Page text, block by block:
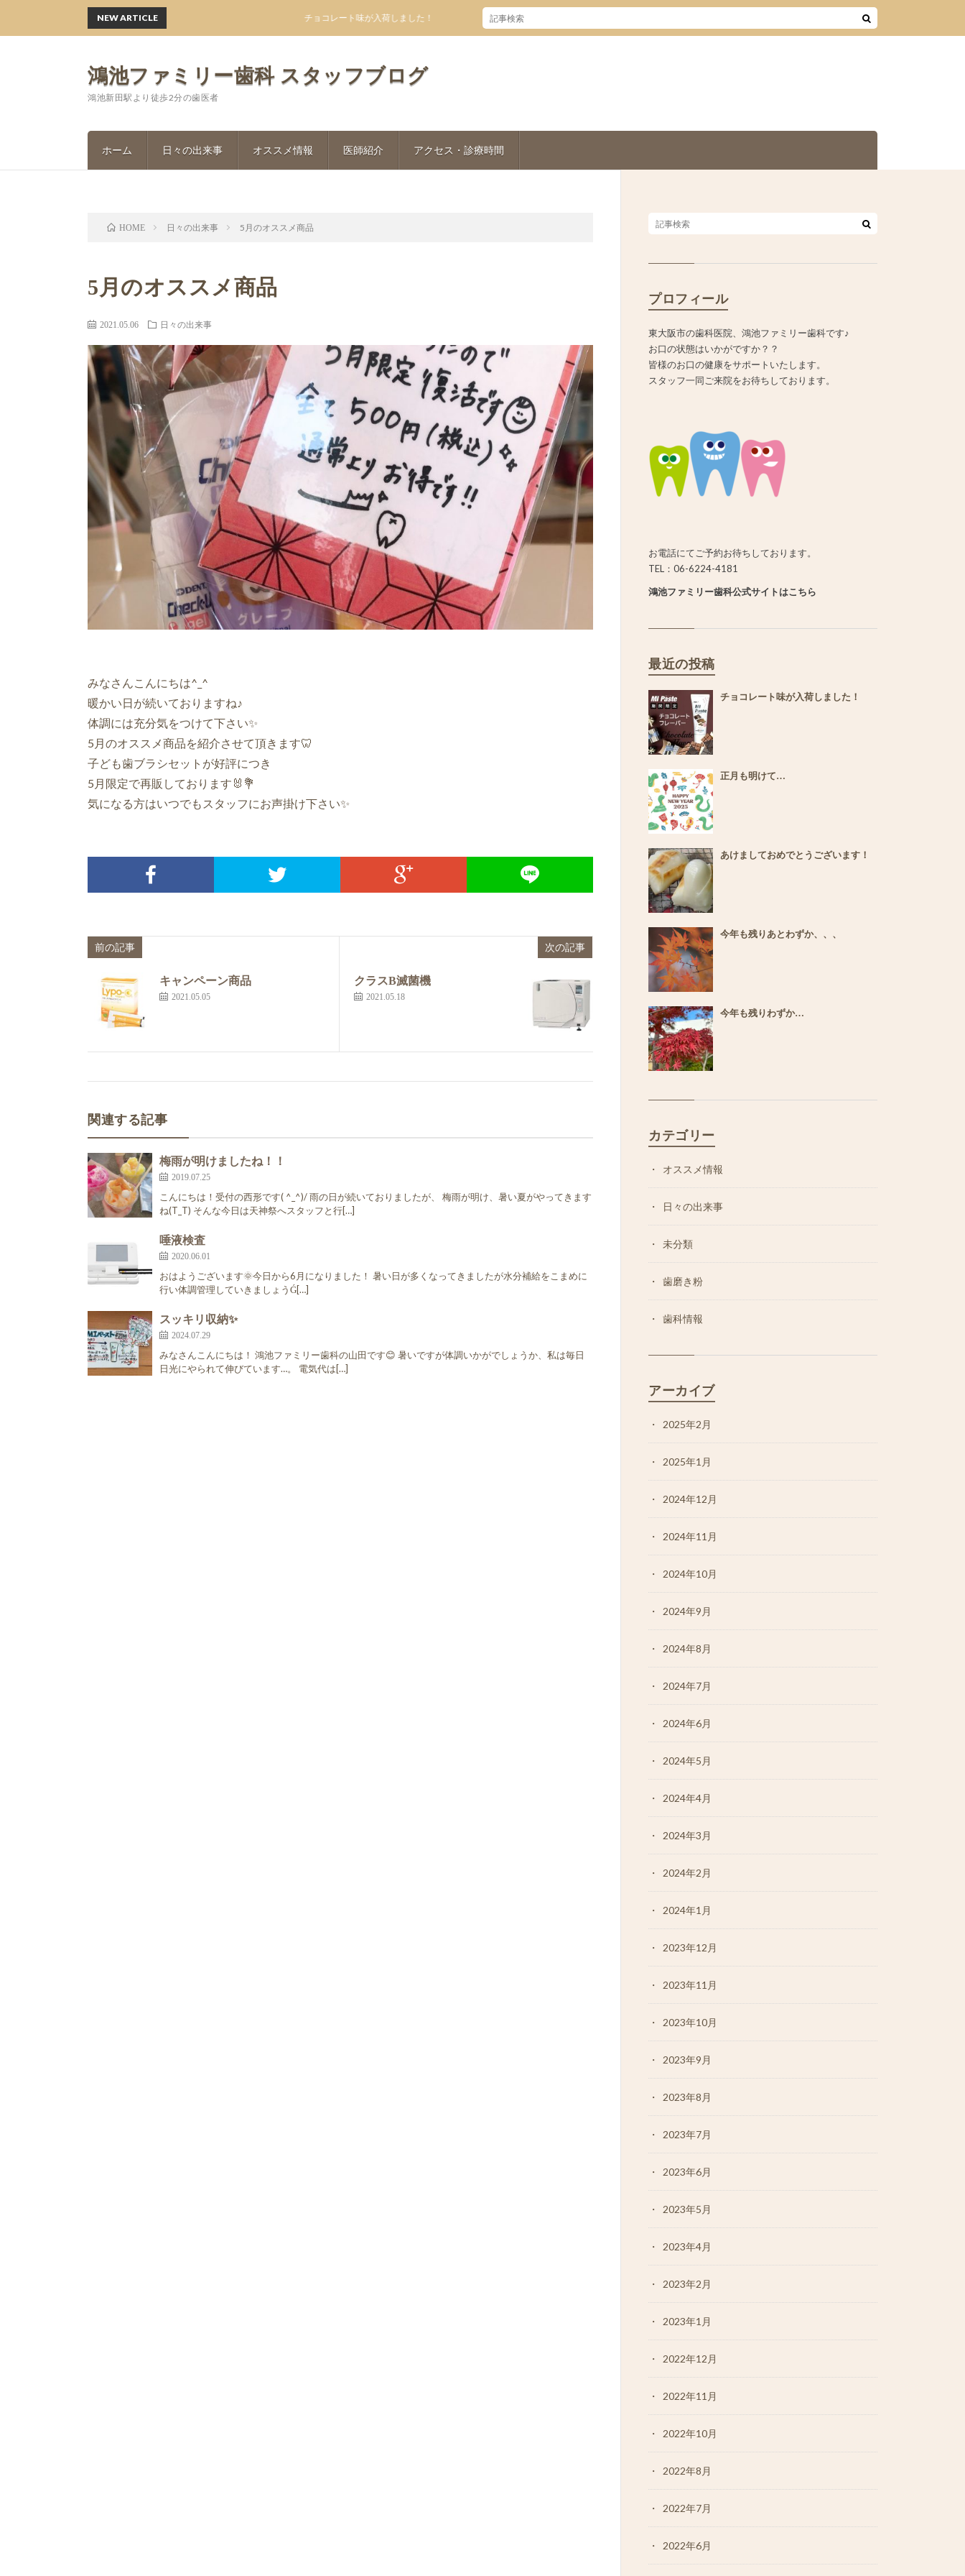
鴻池ファミリー歯科 スタッフブログ
鴻池新田駅より徒歩2分の歯医者
ホーム 日々の出来事 オススメ情報 医師紹介 アクセス・診療時間
NEW ARTICLE チョコレート味が入荷しました！
HOME 日々の出来事 5月のオススメ商品
5月のオススメ商品
2021.05.06 日々の出来事
みなさんこんにちは^_^
暖かい日が続いておりますね♪
体調には充分気をつけて下さい✨
5月のオススメ商品を紹介させて頂きます🦷
子ども歯ブラシセットが好評につき
5月限定で再販しております🐰💐
気になる方はいつでもスタッフにお声掛け下さい✨
前の記事
キャンペーン商品
2021.05.05
次の記事
クラスB滅菌機
2021.05.18
関連する記事
梅雨が明けましたね！！
2019.07.25
こんにちは！受付の西形です( ^_^)/ 雨の日が続いておりましたが、 梅雨が明け、暑い夏がやってきます
ね(T_T) そんな今日は天神祭へスタッフと行[…]
唾液検査
2020.06.01
おはようございます🌞今日から6月になりました！ 暑い日が多くなってきましたが水分補給をこまめに
行い体調管理していきましょうǴ[…]
スッキリ収納✨
2024.07.29
みなさんこんにちは！ 鴻池ファミリー歯科の山田です😊 暑いですが体調いかがでしょうか、私は毎日
日光にやられて伸びています…。 電気代は[…]
プロフィール
東大阪市の歯科医院、鴻池ファミリー歯科です♪
お口の状態はいかがですか？？
皆様のお口の健康をサポートいたします。
スタッフ一同ご来院をお待ちしております。
お電話にてご予約お待ちしております。
TEL：06-6224-4181
鴻池ファミリー歯科公式サイトはこちら
最近の投稿
チョコレート味が入荷しました！
正月も明けて…
あけましておめでとうございます！
今年も残りあとわずか、、、
今年も残りわずか…
カテゴリー
オススメ情報
日々の出来事
未分類
歯磨き粉
歯科情報
アーカイブ
2025年2月
2025年1月
2024年12月
2024年11月
2024年10月
2024年9月
2024年8月
2024年7月
2024年6月
2024年5月
2024年4月
2024年3月
2024年2月
2024年1月
2023年12月
2023年11月
2023年10月
2023年9月
2023年8月
2023年7月
2023年6月
2023年5月
2023年4月
2023年2月
2023年1月
2022年12月
2022年11月
2022年10月
2022年8月
2022年7月
2022年6月